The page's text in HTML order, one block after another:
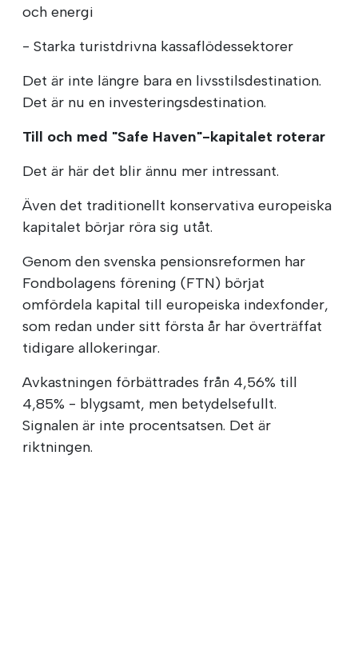
och energi
- Starka turistdrivna kassaflödessektorer
Det är inte längre bara en livsstilsdestination.
Det är nu en investeringsdestination.
Till och med "Safe Haven"-kapitalet roterar
Det är här det blir ännu mer intressant.
Även det traditionellt konservativa europeiska
kapitalet börjar röra sig utåt.
Genom den svenska pensionsreformen har
Fondbolagens förening (FTN) börjat
omfördela kapital till europeiska indexfonder,
som redan under sitt första år har överträffat
tidigare allokeringar.
Avkastningen förbättrades från 4,56% till
4,85% - blygsamt, men betydelsefullt.
Signalen är inte procentsatsen. Det är
riktningen.